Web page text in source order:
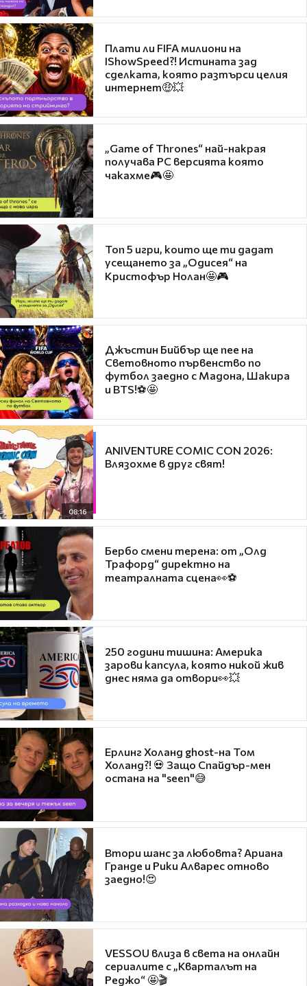
Плати ли FIFA милиони на
IShowSpeed?! Истината зад
сделката, която разтърси целия
интернет🤑💥
„Game of Thrones“ най-накрая
получава PC версията която
чакахме🎮🤩
Топ 5 игри, които ще ти дадат
усещането за „Одисея“ на
Кристофър Нолан🤩🎮
Джъстин Бийбър ще пее на
Световното първенство по
футбол заедно с Мадона, Шакира
и BTS!⚽🤩
08:16
ANIVENTURE COMIC CON 2026:
Влязохме в друг свят!
Бербо смени терена: от „Олд
Трафорд“ директно на
театралната сцена👀⚽
250 години тишина: Америка
зарови капсула, която никой жив
днес няма да отвори👀💥
Ерлинг Холанд ghost-на Том
Холанд?! 💀 Защо Спайдър-мен
остана на "seen"😅
Втори шанс за любовта? Ариана
Гранде и Рики Алварес отново
заедно!😍
VESSOU влиза в света на онлайн
сериалите с „Кварталът на
Реджо“ 🤩🎬